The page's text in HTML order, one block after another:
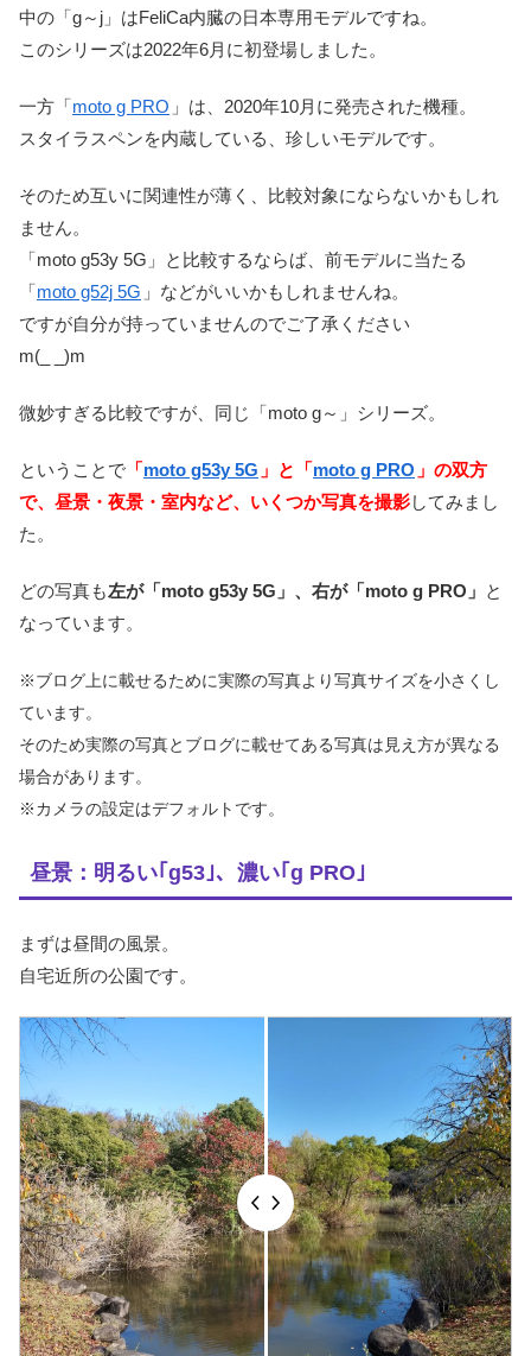
中の「g～j」はFeliCa内臓の日本専用モデルですね。
このシリーズは2022年6月に初登場しました。
一方「moto g PRO 」は、2020年10月に発売された機種。
スタイラスペンを内蔵している、珍しいモデルです。
そのため互いに関連性が薄く、比較対象にならないかもしれ
ません。
「moto g53y 5G」と比較するならば、前モデルに当たる
「moto g52j 5G 」などがいいかもしれませんね。
ですが自分が持っていませんのでご了承ください
m(_ _)m
微妙すぎる比較ですが、同じ「moto g～」シリーズ。
ということで 「moto g53y 5G 」と「moto g PRO 」の双方
で、昼景・夜景・室内など、いくつか写真を撮影してみまし
た。
どの写真も左が「moto g53y 5G」、右が「moto g PRO」 と
なっています。
※ブログ上に載せるために実際の写真より写真サイズを小さくし
ています。
そのため実際の写真とブログに載せてある写真は見え方が異なる
場合があります。
※カメラの設定はデフォルトです。
昼景：明るい｢g53｣、濃い｢g PRO｣
まずは昼間の風景。
自宅近所の公園です。